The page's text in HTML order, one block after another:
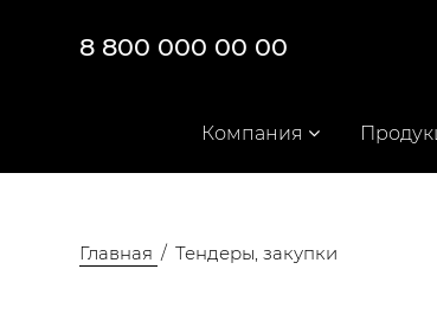
8 800 000 00 00
Компания
Главная Тендеры, закупки